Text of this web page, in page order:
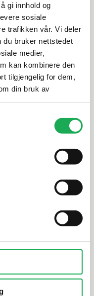
gi innhold og
sosiale
trafikken vår. Vi deler
du bruker nettstedet
medier,
kan kombinere den
tilgjengelig for dem,
din bruk av
(Blank)
TONALITE